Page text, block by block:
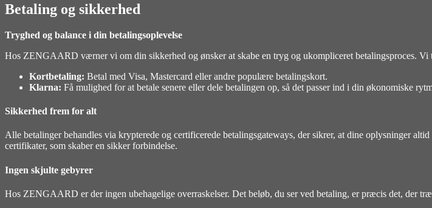
Betaling og sikkerhed
Tryghed og balance i din betalingsoplevelse
Hos ZENGAARD værner vi om din sikkerhed og ønsker at skabe en tryg og ukompliceret betalingsproces.
Kortbetaling: Betal med Visa, Mastercard eller andre populære betalingskort.
Klarna: Få mulighed for at betale senere eller dele betalingen op, så det passer ind i din økonomiske
Sikkerhed frem for alt
Alle betalinger behandles via krypterede og certificerede betalingsgateways, der sikrer, at dine oplysninger
certifikater, som skaber en sikker forbindelse.
Ingen skjulte gebyrer
Hos ZENGAARD er der ingen ubehagelige overraskelser. Det beløb, du ser ved betaling, er præcis det, der